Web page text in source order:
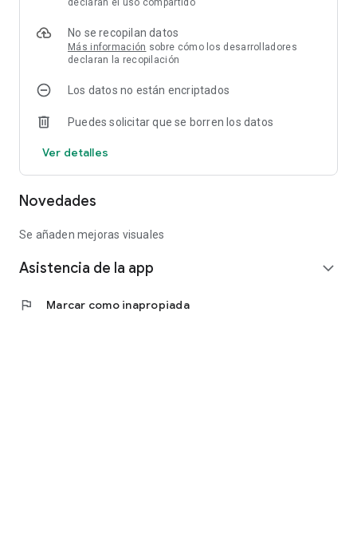
declaran el uso compartido
No se recopilan datos
Más información sobre cómo los desarrolladores
declaran la recopilación
Los datos no están encriptados
Puedes solicitar que se borren los datos
Ver detalles
Novedades
Se añaden mejoras visuales
Asistencia de la app expand_more
flag Marcar como inapropiada